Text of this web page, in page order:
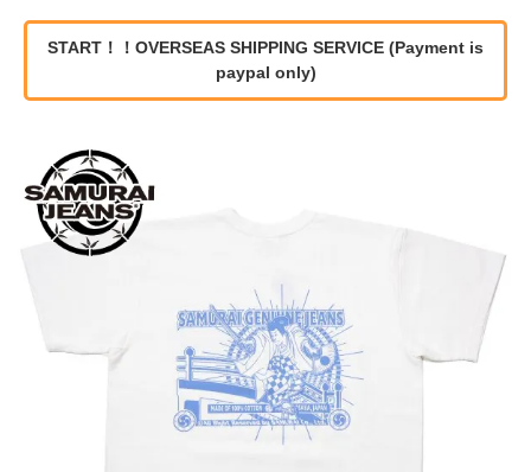
START！！OVERSEAS SHIPPING SERVICE (Payment is
paypal only)